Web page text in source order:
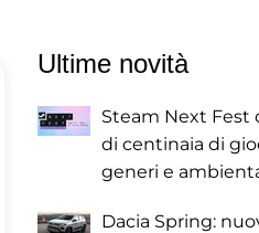
Ultime novità
Steam Next Fest
di centinaia di
generi e
Dacia Spring: